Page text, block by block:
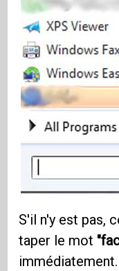
S'il n'y est pas,
taper le mot
immédiatement.